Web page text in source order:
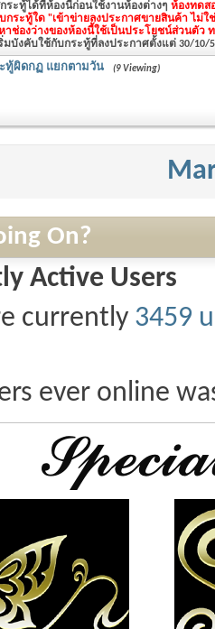
ระทู้ได้ที่ห้องนี้ก่อนใช้งานห้องต่างๆ ห้องทดส
กระทู้ใด "เข้าข่ายลงประกาศขายสินค้า ไม่ใ
าช่องว่างของห้องนี้ใช้เป็นประโยชน์ส่วนตัว
มบังคับใช้กับกระทู้ที่ลงประกาศตั้งแต่ 30/10/
ทู้ผิดกฏ แยกตามวัน (9 Viewing)
On?
Active Users
currently 3459
ever online